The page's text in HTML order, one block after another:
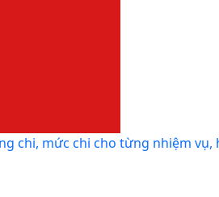
chi, mức chi cho từng nhiệm vụ,